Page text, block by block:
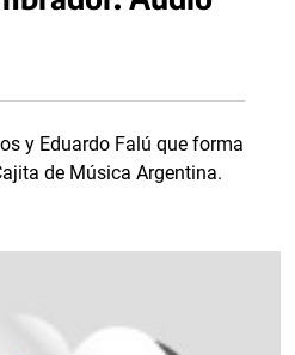
y Eduardo Falú que forma
de Música Argentina.